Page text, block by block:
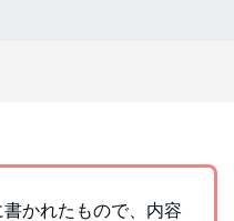
かれたもので、内容